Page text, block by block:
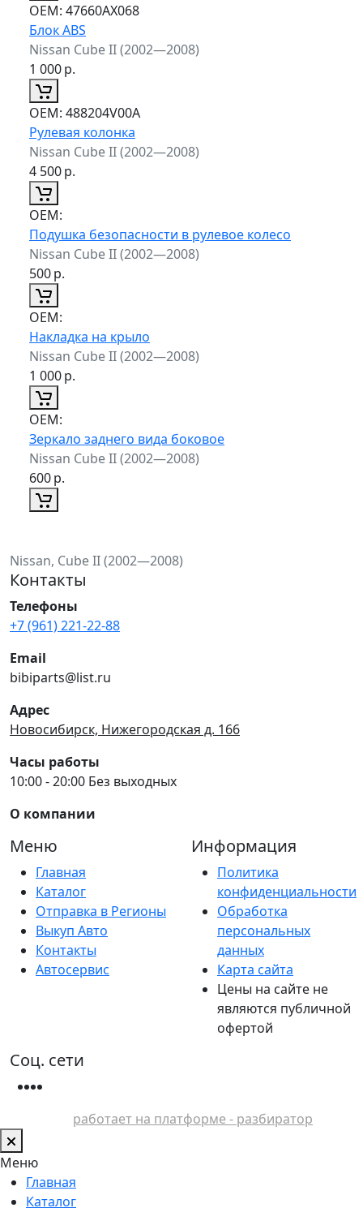
ОЕМ: 47660AX068
Блок ABS
Nissan Cube II (2002—2008)
1 000р.
ОЕМ: 488204V00A
Рулевая колонка
Nissan Cube II (2002—2008)
4 500р.
ОЕМ:
Подушка безопасности в рулевое колесо
Nissan Cube II (2002—2008)
500р.
ОЕМ:
Накладка на крыло
Nissan Cube II (2002—2008)
1 000р.
ОЕМ:
Зеркало заднего вида боковое
Nissan Cube II (2002—2008)
600р.
Nissan, Cube II (2002—2008)
Контакты
Телефоны
+7 (961) 221-22-88
Email
bibiparts@list.ru
Адрес
Новосибирск, Нижегородская д. 166
Часы работы
10:00 - 20:00 Без выходных
О компании
Меню
Главная
Каталог
Отправка в Регионы
Выкуп Авто
Контакты
Автосервис
Информация
Политика
конфиденциальности
Обработка
персональных
данных
Карта сайта
Цены на сайте не
являются публичной
офертой
Соц. сети
работает на платформе - разбиратор
Меню
Главная
Каталог